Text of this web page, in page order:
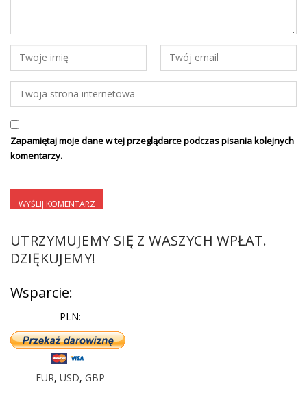
Zapamiętaj moje dane w tej przeglądarce podczas pisania kolejnych
komentarzy.
UTRZYMUJEMY SIĘ Z WASZYCH WPŁAT.
DZIĘKUJEMY!
Wsparcie:
PLN:
EUR, USD, GBP